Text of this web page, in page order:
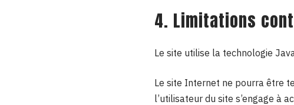
4. Limitations
Le site utilise la technologie
Le site Internet ne pourra être
l’utilisateur du site s’engage à